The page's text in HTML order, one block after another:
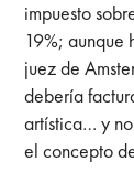
impuesto
19%; aunque
juez de
debería
artística… y
el concepto